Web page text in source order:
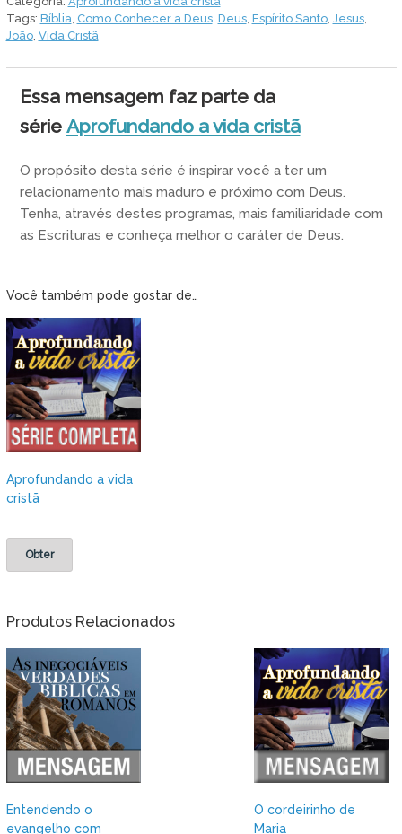
fantasma
quantidade
Tags: Bíblia Como Conhecer a Deus, Deus, Espírito Santo, Jesus,
João, Vida Cristã
Essa mensagem faz parte da
série Aprofundando a vida cristã
O propósito desta série é inspirar você a ter um
relacionamento mais maduro e próximo com Deus.
Tenha, através destes programas, mais familiaridade com
as Escrituras e conheça melhor o caráter de Deus.
Você também pode gostar de…
Aprofundando a vida
cristã
Obter
Produtos Relacionados
Entendendo o
evangelho com
O cordeirinho de
Maria